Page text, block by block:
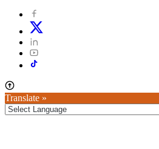
Translate »